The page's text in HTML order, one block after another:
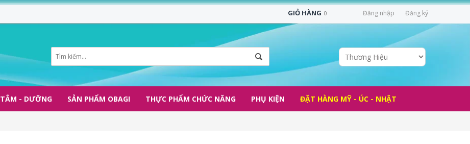
Đăng nhập Đăng ký
GIỎ HÀNG 0
TẮM - DƯỠNG SẢN PHẨM OBAGI THỰC PHẨM CHỨC NĂNG PHỤ KIỆN ĐẶT HÀNG MỸ - ÚC - NHẬT